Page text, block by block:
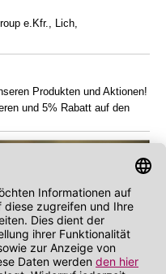
e.Kfr., Lich,
Produkten und Aktionen!
und 5% Rabatt auf den